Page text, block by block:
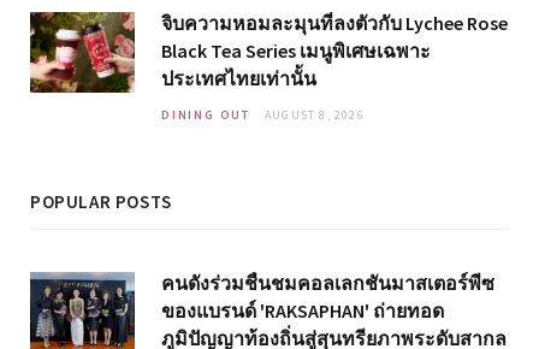
จิบความหอมละมุนที่ลงตัวกับ Lychee Rose
Black Tea Series เมนูพิเศษเฉพาะ
ประเทศไทยเท่านั้น
DINING OUT AUGUST 8, 2026
POPULAR POSTS
คนดังร่วมชื่นชมคอลเลกชันมาสเตอร์พีซ
ของแบรนด์ 'RAKSAPHAN' ถ่ายทอด
ภูมิปัญญาท้องถิ่นสู่สุนทรียภาพระดับสากล